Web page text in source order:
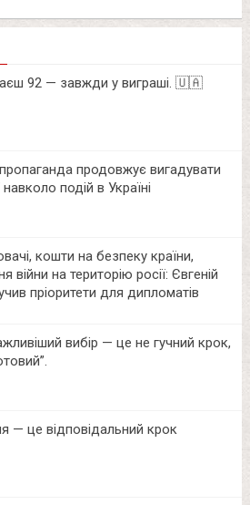
92 — завжди у виграші. 🇺🇦
продовжує вигадувати
навколо подій в Україні
кошти на безпеку країни,
війни на територію росії: Євгеній
пріоритети для дипломатів
вибір — це не гучний крок,
— це відповідальний крок